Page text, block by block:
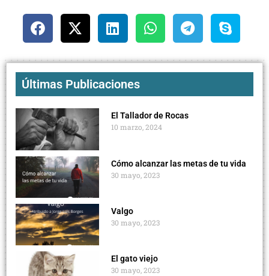
Últimas Publicaciones
El Tallador de Rocas
10 marzo, 2024
Cómo alcanzar las metas de tu vida
30 mayo, 2023
Valgo
30 mayo, 2023
El gato viejo
30 mayo, 2023